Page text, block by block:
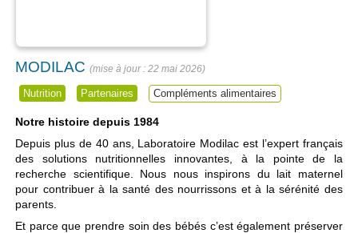
MODILAC 22 mai 2026
Nutrition Partenaires Compléments alimentaires
Notre histoire depuis 1984
Depuis plus de 40 ans, Laboratoire Modilac est l’expert français
des solutions nutritionnelles innovantes, à la pointe de la
recherche scientifique. Nous nous inspirons du lait maternel
pour contribuer à la santé des nourrissons et à la sérénité des
parents.
Et parce que prendre soin des bébés c’est également préserver